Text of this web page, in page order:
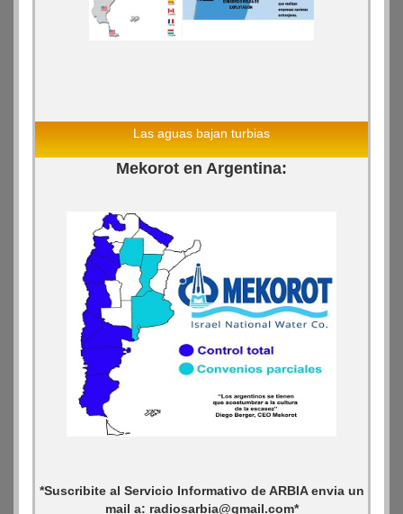
Las aguas bajan turbias
Mekorot en Argentina:
*Suscribite al Servicio Informativo de ARBIA envia un
mail a: radiosarbia@gmail.com*